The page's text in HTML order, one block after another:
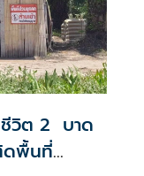
ชีวิต 2 บาด
ดพื้นที่